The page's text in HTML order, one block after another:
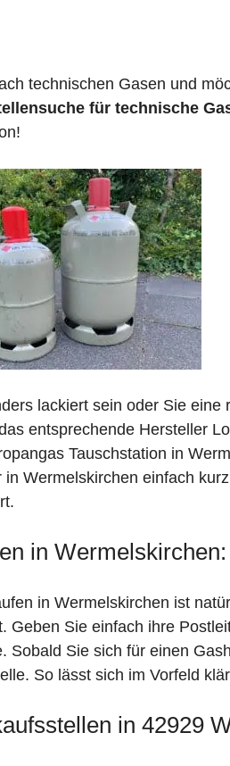
technischen Gasen und
für technische
lackiert sein oder Sie
entsprechende Hersteller
Tauschstation in
Wermelskirchen einfach
in
in Wermelskirchen ist
Geben Sie einfach ihre
Sobald Sie sich für einen
So lässt sich im Vorfeld
in 42929